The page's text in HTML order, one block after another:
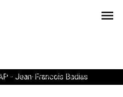
menu
- Jean-Francois Badias